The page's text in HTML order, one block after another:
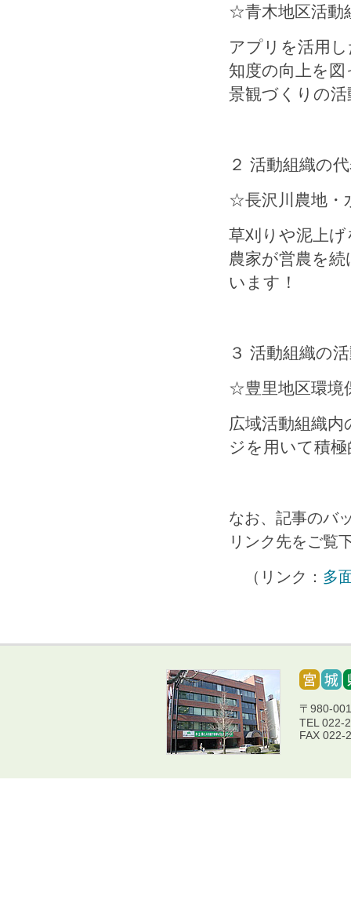
☆青木地区活動
アプリを活用
知度の向上を
景観づくりの
２ 活動組織の
☆長沢川農地・
草刈りや泥上
農家が営農を
います！
３ 活動組織の
☆豊里地区環境
広域活動組織
ジを用いて積
なお、記事のバ
リンク先をご覧
（リンク： 多
〒980-
TEL 022-
FAX 022-